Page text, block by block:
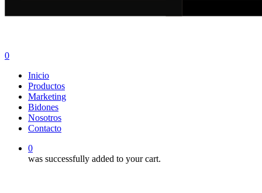
0
Inicio
Productos
Marketing
Bidones
Nosotros
Contacto
0
was successfully added to your cart.